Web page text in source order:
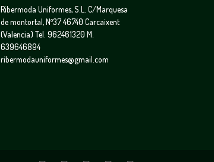
Ribermoda Uniformes, S.L. C/Marquesa
de montortal, Nº37 46740 Carcaixent
(Valencia) Tel. 962461320 M.
639646894
ribermodauniformes@gmail.com